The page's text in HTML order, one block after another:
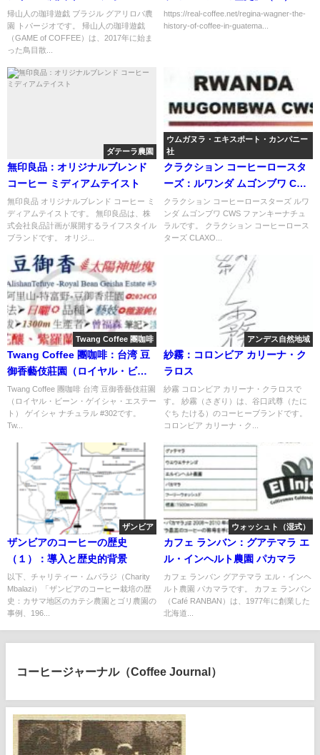
帰山人の珈琲遊戯 ブラジル グアリロバ農
園 トパージオです。 帰山人の珈琲遊戯
（GAME of COFFEE）は、2017年に始ま
った鳥目散...
グアテマラにおけるコーヒーの
導入
https://real-coffee.net/regina-wagner-the-
history-of-coffee-in-guatema...
ダテーラ農園
無印良品：オリジナルブレンド
コーヒー ミディアムテイスト
無印良品 オリジナルブレンド コーヒー ミ
ディアムテイストです。 無印良品は、株
式会社良品計画が展開するライフスタイル
ブランドです。 オリジ...
ウムガヌラ・エキスポート・カンパニー
社
クラクション コーヒーロースタ
ーズ：ルワンダ ムゴンブワ CWS
ファンキーナチュラル
クラクション コーヒーロースターズ ルワ
ンダ ムゴンブワ CWS ファンキーナチュ
ラルです。 クラクション コーヒーロース
ターズ CLAXO...
Twang Coffee 團咖啡
Twang Coffee 團咖啡：台湾 豆
御香藝伎莊園（ロイヤル・ビー
ン・ゲイシャ・エステート） ゲ
イシャ ナチュラル #302
Twang Coffee 團咖啡 台湾 豆御香藝伎莊園
（ロイヤル・ビーン・ゲイシャ・エステー
ト） ゲイシャ ナチュラル #302です。
Tw...
アンデス自然地域
紗霧：コロンビア カリーナ・ク
ラロス
紗霧 コロンビア カリーナ・クラロスで
す。 紗霧（さぎり）は、谷口武尊（たに
ぐち たける）のコーヒーブランドです。
コロンビア カリーナ・ク...
ザンビア
ザンビアのコーヒーの歴史
（１）：導入と歴史的背景
以下、チャリティー・ムバラジ（Charity
Mbalazi）「ザンビアのコーヒー栽培の歴
史：カサマ地区のカテシ農園とゴリ農園の
事例、196...
ウォッシュト（湿式）
カフェ ランバン：グアテマラ エ
ル・インヘルト農園 パカマラ
カフェ ランバン グアテマラ エル・インヘ
ルト農園 パカマラです。 カフェ ランバン
（Café RANBAN）は、1977年に創業した
北海道...
コーヒージャーナル（Coffee Journal）